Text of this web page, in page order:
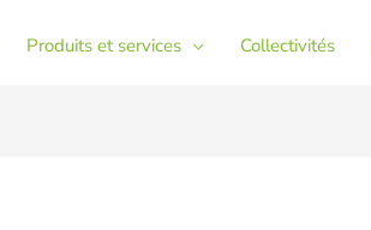
Produits et services Collectivités